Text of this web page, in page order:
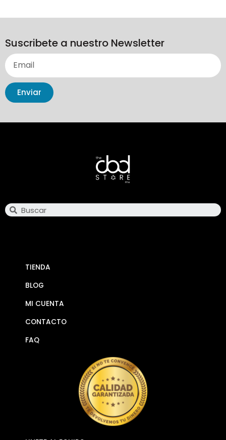
Suscribete a nuestro Newsletter
Enviar
TIENDA
BLOG
MI CUENTA
CONTACTO
FAQ